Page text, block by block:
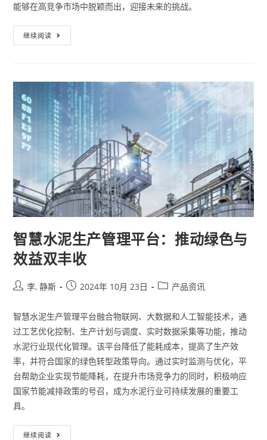
能够在高竞争市场中脱颖而出，迎接未来的挑战。
继续阅读
智慧水泥生产管理平台：推动绿色与
效益双丰收
李, 静斯 2024年 10月 23日 产品资讯
智慧水泥生产管理平台融合物联网、大数据和人工智能技术，通
过工艺优化控制、生产计划与调度、实时数据采集等功能，推动
水泥行业现代化管理。该平台降低了能耗成本，提高了生产效
率，并符合国家的绿色转型政策导向。通过实时监测与优化，平
台帮助企业实现节能降耗，在提升市场竞争力的同时，积极响应
国家节能减排政策的号召，成为水泥行业可持续发展的重要工
具。
继续阅读